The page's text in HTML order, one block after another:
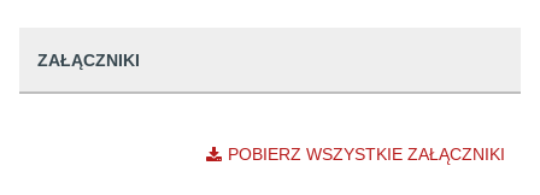
ZAŁĄCZNIKI
POBIERZ WSZYSTKIE ZAŁĄCZNIKI